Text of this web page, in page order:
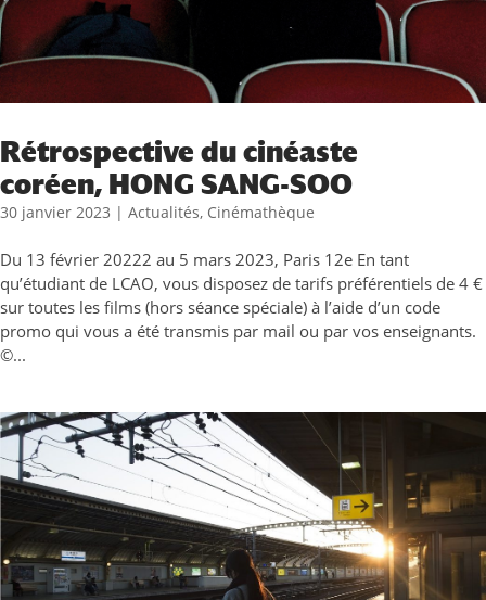
Rétrospective du cinéaste
coréen, HONG SANG-SOO
30 janvier 2023 | Actualités, Cinémathèque
Du 13 février 20222 au 5 mars 2023, Paris 12e En tant
qu’étudiant de LCAO, vous disposez de tarifs préférentiels de 4 €
sur toutes les films (hors séance spéciale) à l’aide d’un code
promo qui vous a été transmis par mail ou par vos enseignants.
©...